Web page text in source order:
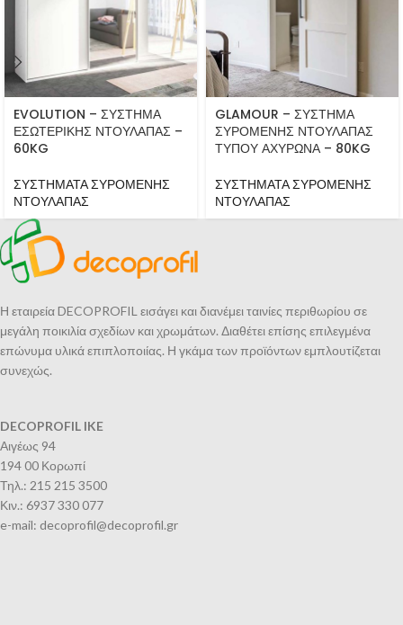
EVOLUTION – ΣΥΣΤΗΜΑ
ΕΣΩΤΕΡΙΚΗΣ ΝΤΟΥΛΑΠΑΣ –
60KG
ΣΥΣΤΗΜΑΤΑ ΣΥΡΟΜΕΝΗΣ
ΝΤΟΥΛΑΠΑΣ
GLAMOUR – ΣΥΣΤΗΜΑ
ΣΥΡΟΜΕΝΗΣ ΝΤΟΥΛΑΠΑΣ
ΤΥΠΟΥ ΑΧΥΡΩΝΑ – 80KG
ΣΥΣΤΗΜΑΤΑ ΣΥΡΟΜΕΝΗΣ
ΝΤΟΥΛΑΠΑΣ
Η εταιρεία DECOPROFIL εισάγει και διανέμει ταινίες περιθωρίου σε
μεγάλη ποικιλία σχεδίων και χρωμάτων. Διαθέτει επίσης επιλεγμένα
επώνυμα υλικά επιπλοποιίας. Η γκάμα των προϊόντων εμπλουτίζεται
συνεχώς.
DECOPROFIL IKE
Αιγέως 94
194 00 Κορωπί
Τηλ.: 215 215 3500
Κιν.: 6937 330 077
e-mail: decoprofil@decoprofil.gr